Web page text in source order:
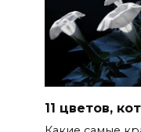
11 цветов,